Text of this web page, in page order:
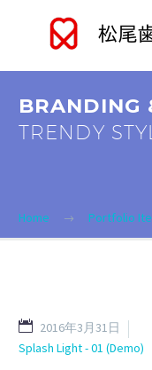
BRANDING
TRENDY
Home Portfolio
2016年3月31日
Splash Light - 01 (Demo)